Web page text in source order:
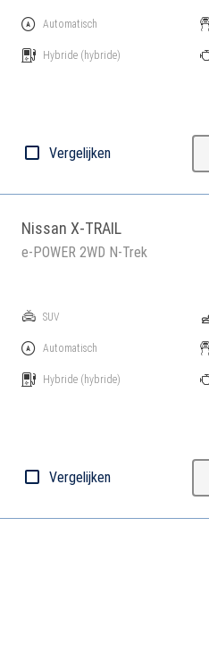
Automatisch
Hybride (hybride)
Vergelijken
Nissan X-TRAIL
e-POWER 2WD N-Trek
SUV
Automatisch
Hybride (hybride)
Vergelijken